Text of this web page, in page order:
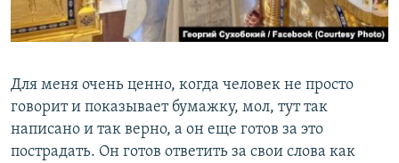
Для меня очень ценно, когда человек не просто
говорит и показывает бумажку, мол, тут так
написано и так верно, а он еще готов за это
пострадать. Он готов ответить за свои слова как